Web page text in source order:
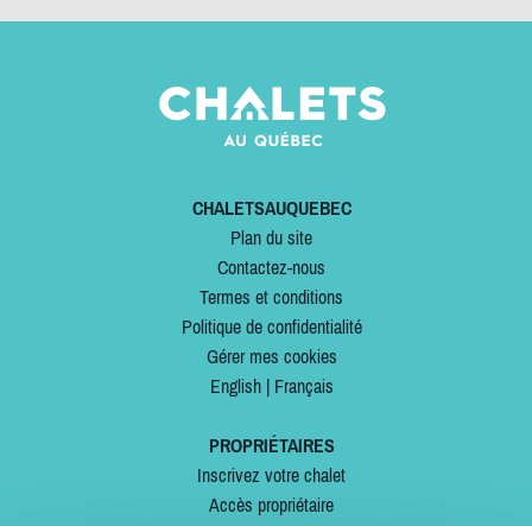
CHALETSAUQUEBEC
Plan du site
Contactez-nous
Termes et conditions
Politique de confidentialité
Gérer mes cookies
English| Français
PROPRIÉTAIRES
Inscrivez votre chalet
Accès propriétaire